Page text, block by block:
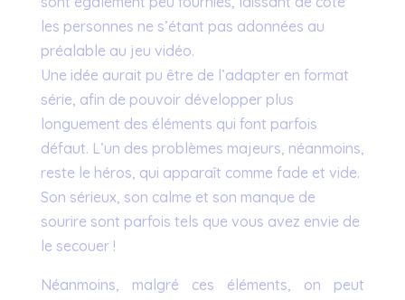
les personnes ne s’étant pas adonnées au
préalable au jeu vidéo.
Une idée aurait pu être de l’adapter en format
série, afin de pouvoir développer plus
longuement des éléments qui font parfois
défaut. L’un des problèmes majeurs, néanmoins,
reste le héros, qui apparaît comme fade et vide.
Son sérieux, son calme et son manque de
sourire sont parfois tels que vous avez envie de
le secouer !
Néanmoins, malgré ces éléments, on peut